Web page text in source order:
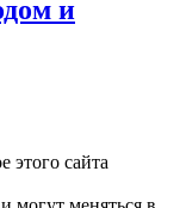
и
этого сайта